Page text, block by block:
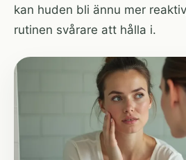
kan huden bli ännu mer
rutinen svårare att hålla i.